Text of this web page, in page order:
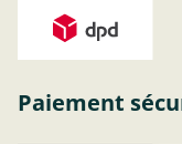
Paiement